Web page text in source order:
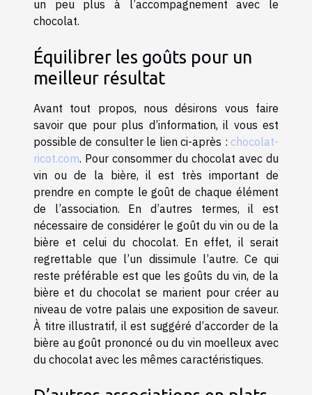
un peu plus à l’accompagnement avec le
chocolat.
Équilibrer les goûts pour un
meilleur résultat
Avant tout propos, nous désirons vous faire
savoir que pour plus d’information, il vous est
possible de consulter le lien ci-après : chocolat-
ricot.com. Pour consommer du chocolat avec du
vin ou de la bière, il est très important de
prendre en compte le goût de chaque élément
de l’association. En d’autres termes, il est
nécessaire de considérer le goût du vin ou de la
bière et celui du chocolat. En effet, il serait
regrettable que l’un dissimule l’autre. Ce qui
reste préférable est que les goûts du vin, de la
bière et du chocolat se marient pour créer au
niveau de votre palais une exposition de saveur.
À titre illustratif, il est suggéré d’accorder de la
bière au goût prononcé ou du vin moelleux avec
du chocolat avec les mêmes caractéristiques.